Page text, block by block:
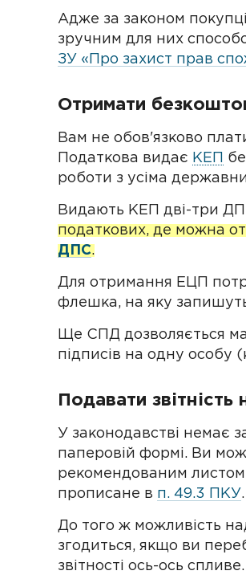
Адже за законом
зручним для них
ЗУ «Про захист прав
Отримати
Вам не обов'язково
Податкова видає КЕП
роботи з усіма
Видають КЕП дві-три
податкових, де можна
ДПС.
Для отримання ЕЦП
флешка, на яку
Ще СПД дозволяється
підписів на одну особу
Подавати звітність
У законодавстві немає
паперовій формі. Ви
рекомендованим
прописане в п. 49.3 ПКУ.
До того ж можливість
згодиться, якщо ви
звітності ось-ось спливе.